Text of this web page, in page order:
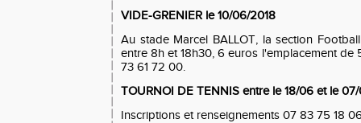
VIDE-GRENIER le 10/06/2018
Au stade Marcel BALLOT, la section
entre 8h et 18h30, 6 euros l'emplacement de
73 61 72 00.
TOURNOI DE TENNIS entre le 18/06 et le
Inscriptions et renseignements 07 83 75 18